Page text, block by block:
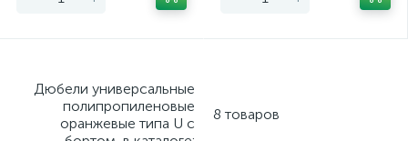
Дюбели универсальные
полипропиленовые
оранжевые типа U с
8 товаров